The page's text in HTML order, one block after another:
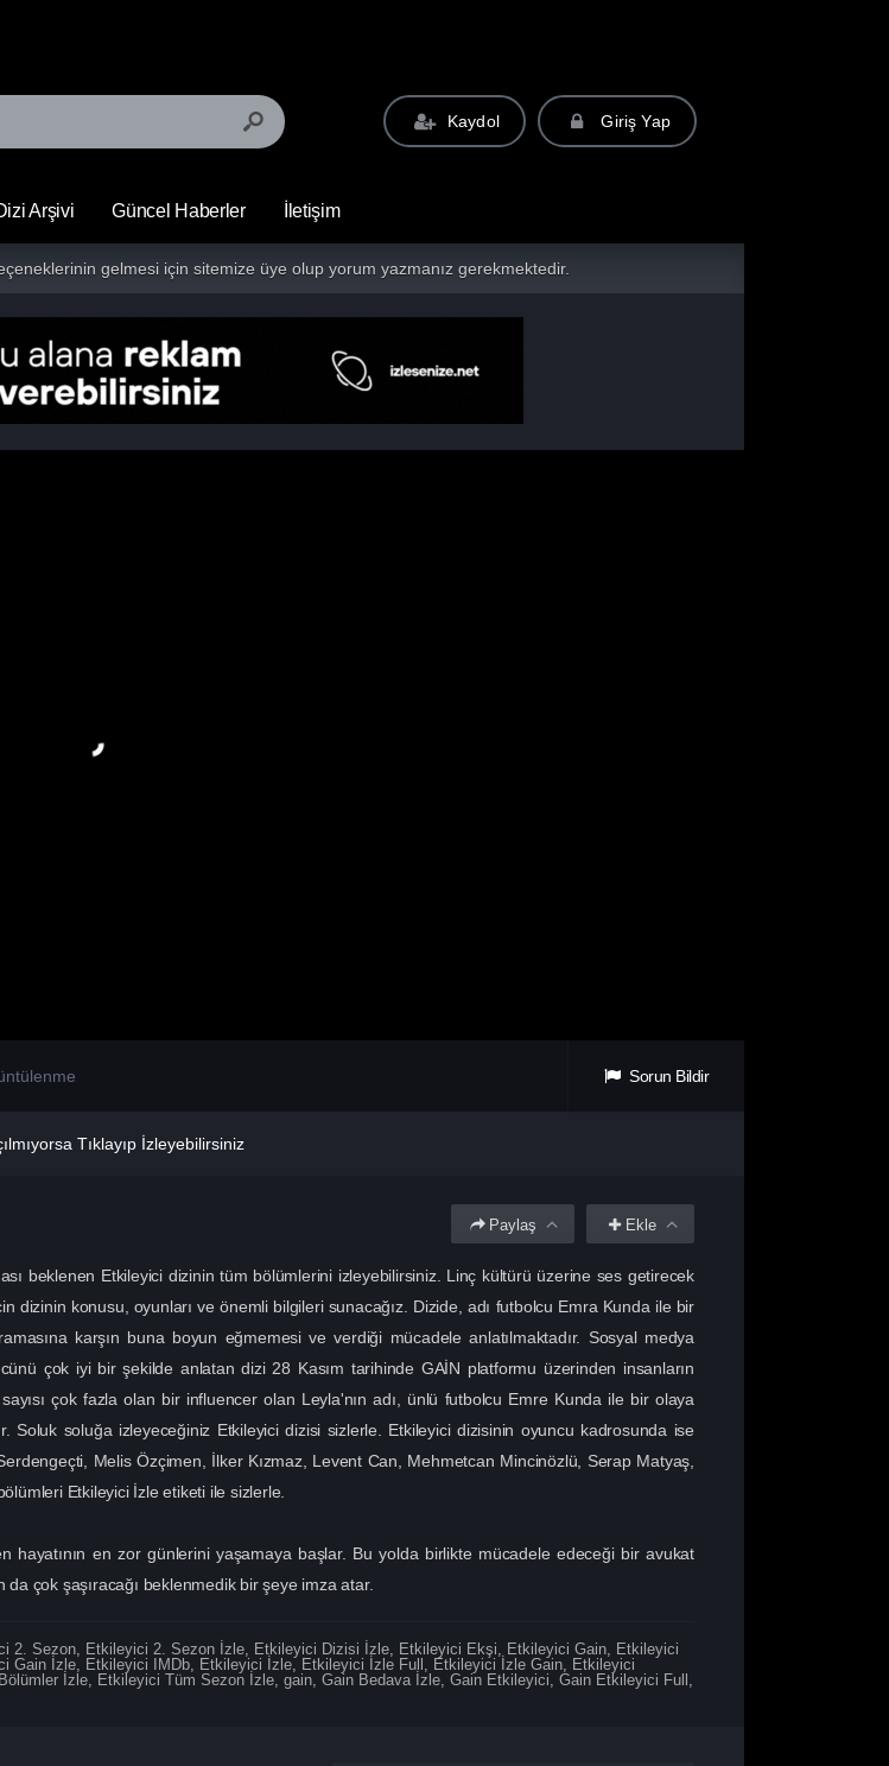
Kaydol Giriş Yap
Arşivi Güncel Haberler İletişim
gelmesi için sitemize üye olup yorum yazmanız gerekmektedir.
Sorun Bildir
Tıklayıp İzleyebilirsiniz
Ekle
Paylaş
beklenen Etkileyici dizinin tüm bölümlerini izleyebilirsiniz. Linç kültürü üzerine ses getirecek
dizinin konusu, oyunları ve önemli bilgileri sunacağız. Dizide, adı futbolcu Emra Kunda ile bir
karşın buna boyun eğmemesi ve verdiği mücadele anlatılmaktadır. Sosyal medya
çok iyi bir şekilde anlatan dizi 28 Kasım tarihinde GAİN platformu üzerinden insanların
çok fazla olan bir influencer olan Leyla'nın adı, ünlü futbolcu Emre Kunda ile bir olaya
Soluk soluğa izleyeceğiniz Etkileyici dizisi sizlerle. Etkileyici dizisinin oyuncu kadrosunda ise
Melis Özçimen, İlker Kızmaz, Levent Can, Mehmetcan Mincinözlü, Serap Matyaş,
Etkileyici İzle etiketi ile sizlerle.
hayatının en zor günlerini yaşamaya başlar. Bu yolda birlikte mücadele edeceği bir avukat
da çok şaşıracağı beklenmedik bir şeye imza atar.
2. Sezon, Etkileyici 2. Sezon İzle, Etkileyici Dizisi İzle, Etkileyici Ekşi, Etkileyici Gain, Etkileyici
Gain İzle, Etkileyici IMDb, Etkileyici İzle, Etkileyici İzle Full , Etkileyici İzle Gain, Etkileyici
İzle, Etkileyici Tüm Sezon İzle, gain, Gain Bedava İzle, Gain Etkileyici, Gain Etkileyici Full ,